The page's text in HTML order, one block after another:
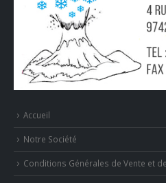
Accueil
Notre Société
Conditions Générales de Vente et